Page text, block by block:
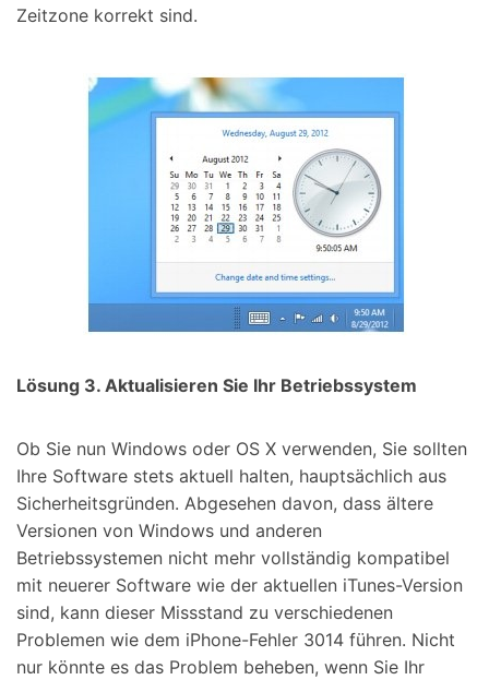
Zeitzone korrekt sind.
Lösung 3. Aktualisieren Sie Ihr Betriebssystem
Ob Sie nun Windows oder OS X verwenden, Sie sollten
Ihre Software stets aktuell halten, hauptsächlich aus
Sicherheitsgründen. Abgesehen davon, dass ältere
Versionen von Windows und anderen
Betriebssystemen nicht mehr vollständig kompatibel
mit neuerer Software wie der aktuellen iTunes-Version
sind, kann dieser Missstand zu verschiedenen
Problemen wie dem iPhone-Fehler 3014 führen. Nicht
nur könnte es das Problem beheben, wenn Sie Ihr